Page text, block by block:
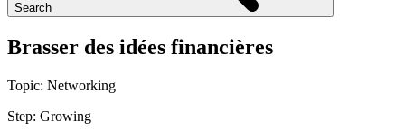
Search
Brasser des idées financières
Topic: Networking
Step: Growing